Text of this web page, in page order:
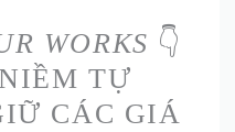
WORKS 👇
TỰ
CÁC GIÁ